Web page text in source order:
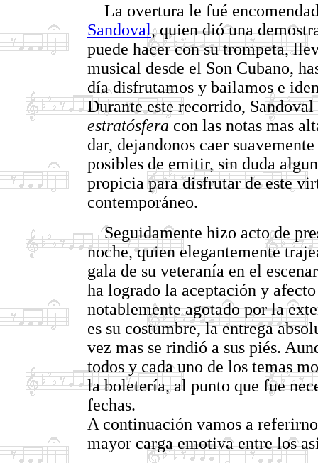
La overtura le fué
Sandoval, quien dió una
puede hacer con su trompeta,
musical desde el Son Cubano,
día disfrutamos y bailamos e
Durante este recorrido,
estratósfera con las notas mas
dar, dejandonos caer
posibles de emitir, sin duda
propicia para disfrutar de este
contemporáneo.
Seguidamente hizo acto de
noche, quien elegantemente
gala de su veteranía en el
ha logrado la aceptación y
notablemente agotado por la
es su costumbre, la entrega
vez mas se rindió a sus piés.
todos y cada uno de los temas
la boletería, al punto que fue
fechas.
A continuación vamos a
mayor carga emotiva entre los